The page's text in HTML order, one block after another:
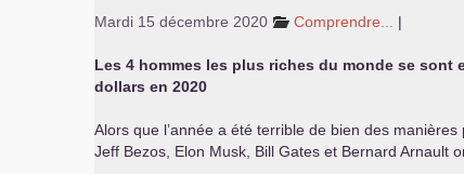
Mardi 15 décembre 2020 Comprendre... |
Les 4 hommes les plus riches du monde se sont
dollars en 2020
Alors que l’année a été terrible de bien des
Jeff Bezos, Elon Musk, Bill Gates et Bernard Arnault